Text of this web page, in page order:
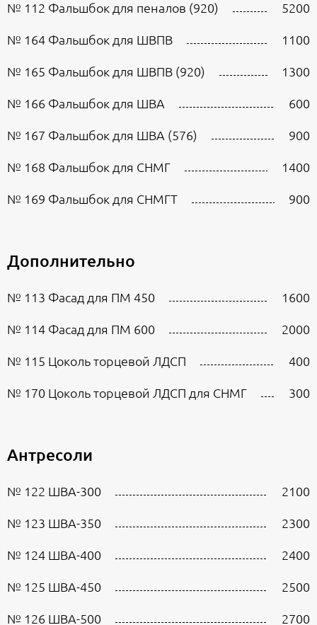
№ 112 Фальшбок для пеналов (920)
5200
№ 164 Фальшбок для ШВПВ
1100
№ 165 Фальшбок для ШВПВ (920)
1300
№ 166 Фальшбок для ШВА
600
№ 167 Фальшбок для ШВА (576)
900
№ 168 Фальшбок для СНМГ
1400
№ 169 Фальшбок для СНМГТ
900
Дополнительно
№ 113 Фасад для ПМ 450
1600
№ 114 Фасад для ПМ 600
2000
№ 115 Цоколь торцевой ЛДСП
400
№ 170 Цоколь торцевой ЛДСП для СНМГ
300
Антресоли
№ 122 ШВА-300
2100
№ 123 ШВА-350
2300
№ 124 ШВА-400
2400
№ 125 ШВА-450
2500
№ 126 ШВА-500
2700